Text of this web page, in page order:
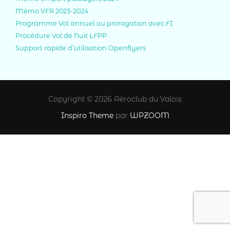
Mémo VFR 2023-2024
Programme Vol annuel ou prorogation avec FI
Procédure Vol de Nuit LFPP
Support rapide d’utilisation Openflyers
Copyright © 2026 Aéroclub du Valois
Inspiro Themepar WPZOOM